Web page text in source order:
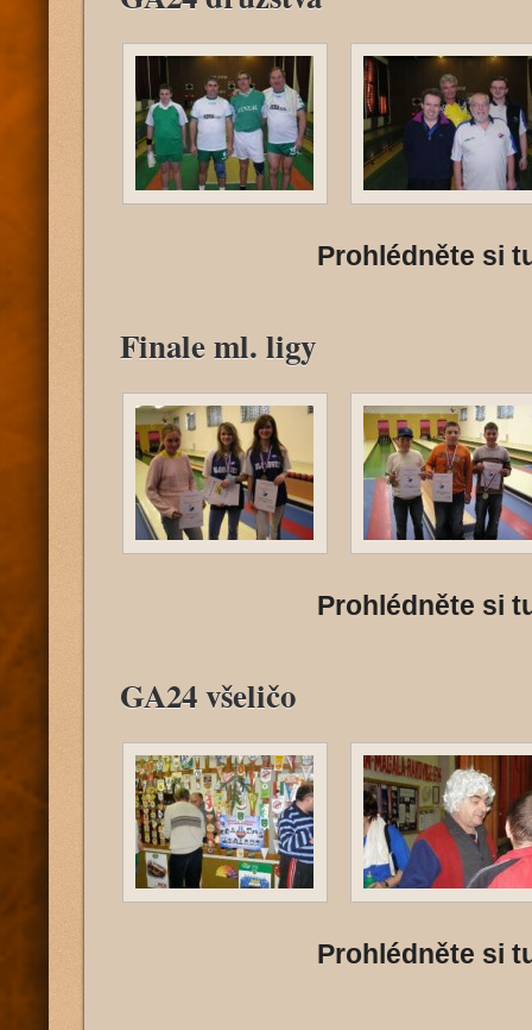
Prohlédněte si
Finale ml. ligy
Prohlédněte si
GA24 všeličo
Prohlédněte si